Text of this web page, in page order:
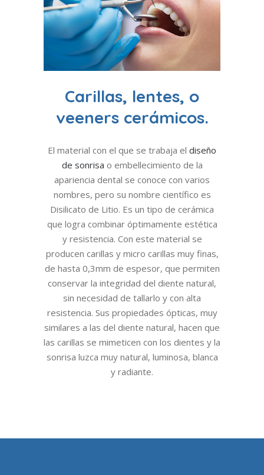
Carillas, lentes, o
veeners cerámicos.
El material con el que se trabaja el diseño
de sonrisa o embellecimiento de la
apariencia dental se conoce con varios
nombres, pero su nombre científico es
Disilicato de Litio. Es un tipo de cerámica
que logra combinar óptimamente estética
y resistencia. Con este material se
producen carillas y micro carillas muy finas,
de hasta 0,3mm de espesor, que permiten
conservar la integridad del diente natural,
sin necesidad de tallarlo y con alta
resistencia. Sus propiedades ópticas, muy
similares a las del diente natural, hacen que
las carillas se mimeticen con los dientes y la
sonrisa luzca muy natural, luminosa, blanca
y radiante.